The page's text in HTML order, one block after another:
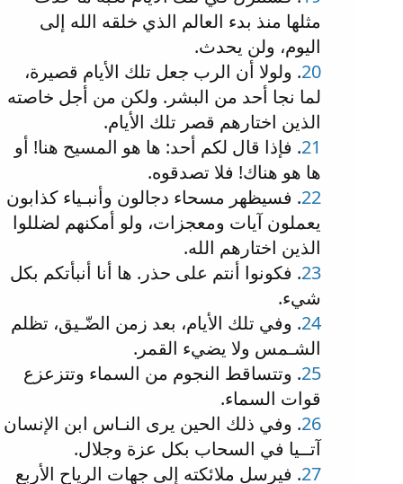
مثلها منذ بدء العالم الذي خلقه الله إلى
اليوم، ولن يحدث.
20. ولولا أن الرب جعل تلك الأيام قصيرة،
لما نجا أحد من البشر. ولكن من أجل خاصته
الذين اختارهم قصر تلك الأيام.
21. فإذا قال لكم أحد: ها هو المسيح هنا! أو
ها هو هناك! فلا تصدقوه.
22. فسيظهر مسحاء دجالون وأنبـياء كذابون
يعملون آيات ومعجزات، ولو أمكنهم لضللوا
الذين اختارهم الله.
23. فكونوا أنتم على حذر. ها أنا أنبأتكم بكل
شيء.
24. وفي تلك الأيام، بعد زمن الضّـيق، تظلم
الشـمس ولا يضيء القمر.
25. وتتساقط النجوم من السماء وتتزعزع
قوات السماء.
26. وفي ذلك الحين يرى النـاس ابن الإنسان
آتــيا في السحاب بكل عزة وجلال.
27. فيرسل ملائكته إلى جهات الرياح الأربع